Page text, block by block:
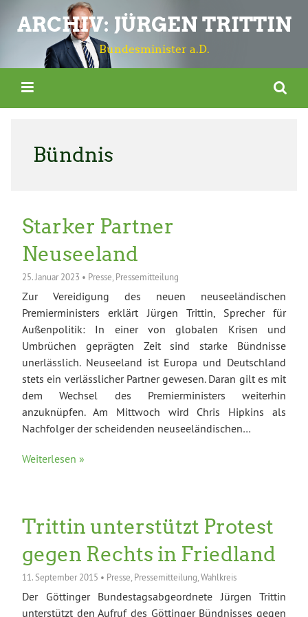
ARCHIV: JÜRGEN TRITTIN
Bundesminister a.D.
Bündnis
Starker Partner
Neuseeland
25. Januar 2023 • Presse Pressemitteilung
Zur Vereidigung des neuen neuseeländischen
Premierministers erklärt Jürgen Trittin, Sprecher für
Außenpolitik: In einer von globalen Krisen und
Umbrüchen geprägten Zeit sind starke Bündnisse
unerlässlich. Neuseeland ist Europa und Deutschland
stets ein verlässlicher Partner gewesen. Daran gilt es mit
dem Wechsel des Premierministers weiterhin
anzuknüpfen. Am Mittwoch wird Chris Hipkins als
Nachfolger der scheidenden neuseeländischen…
Weiterlesen »
Trittin unterstützt Protest
gegen Rechts in Friedland
11. September 2015 • Presse Pressemitteilung Wahlkreis
Der Göttinger Bundestagsabgeordnete Jürgen Trittin
unterstützt den Aufruf des Göttinger Bündnisses gegen